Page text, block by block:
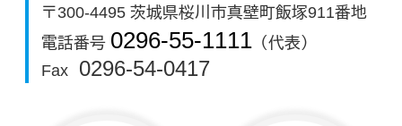
〒300-4495 茨城県桜川市真壁町飯塚911番地
電話番号 0296-55-1111 （代表）
Fax
0296-54-0417